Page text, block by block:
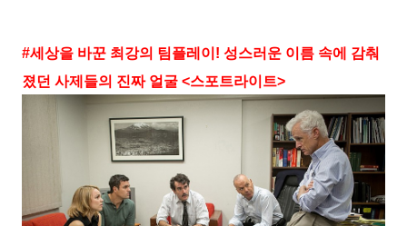
#세상을 바꾼 최강의 팀플레이! 성스러운 이름 속에 감춰
졌던 사제들의 진짜 얼굴 <스포트라이트>